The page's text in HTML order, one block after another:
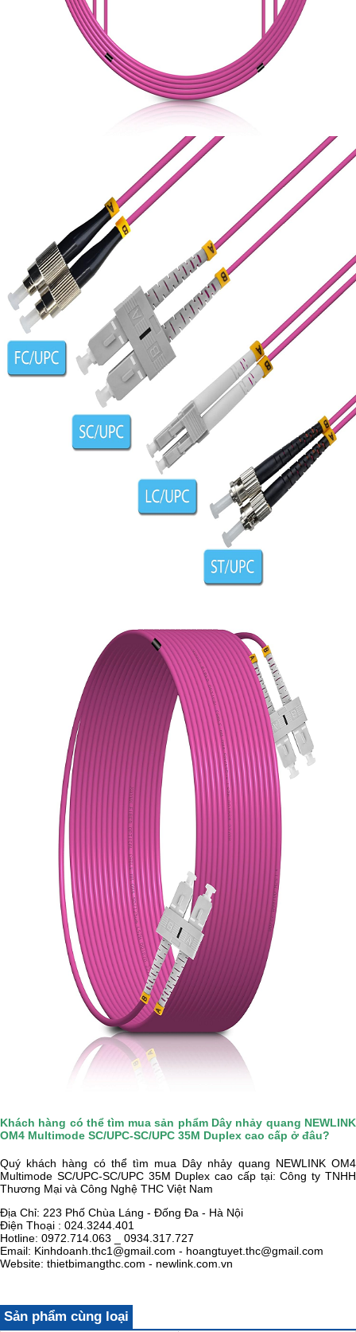
Khách hàng có thể tìm mua sản phẩm Dây nhảy quang NEWLINK
OM4 Multimode SC/UPC-SC/UPC 35M Duplex cao cấp ở đâu?
Quý khách hàng có thể tìm mua Dây nhảy quang NEWLINK OM4
Multimode SC/UPC-SC/UPC 35M Duplex cao cấp tại:Công ty TNHH
Thương Mại và Công Nghệ THC Việt Nam
Địa Chỉ: 223 Phố Chùa Láng - Đống Đa - Hà Nội
Điện Thoại : 024.3244.401
Hotline: 0972.714.063 _ 0934.317.727
Email: Kinhdoanh.thc1@gmail.com - hoangtuyet.thc@gmail.com
Website: thietbimangthc.com - newlink.com.vn
Sản phẩm cùng loại